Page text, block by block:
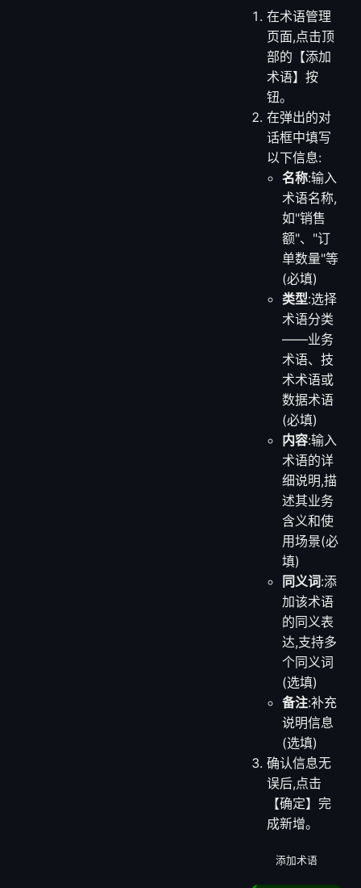
在术语管理
页面,点击顶
部的【添加
术语】按
钮。
在弹出的对
话框中填写
以下信息:
名称:输入
术语名称,
如"销售
额"、"订
单数量"等
(必填)
类型:选择
术语分类
——业务
术语、技
术术语或
数据术语
(必填)
内容:输入
术语的详
细说明,描
述其业务
含义和使
用场景(必
填)
同义词:添
加该术语
的同义表
达,支持多
个同义词
(选填)
备注:补充
说明信息
(选填)
确认信息无
误后,点击
【确定】完
成新增。